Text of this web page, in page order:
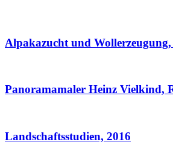
Alpakazucht und
Panoramamaler Heinz Vielkind,
Landschaftsstudien, 2016